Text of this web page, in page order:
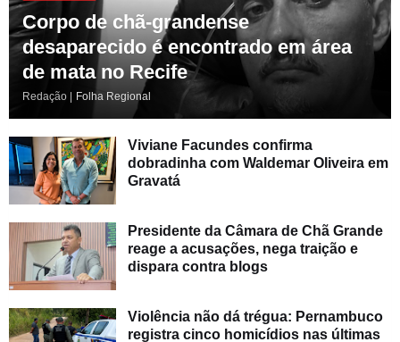
Corpo de chã-grandense
desaparecido é encontrado em área
de mata no Recife
Redação | Folha Regional
Viviane Facundes confirma
dobradinha com Waldemar Oliveira em
Gravatá
Presidente da Câmara de Chã Grande
reage a acusações, nega traição e
dispara contra blogs
Violência não dá trégua: Pernambuco
registra cinco homicídios nas últimas